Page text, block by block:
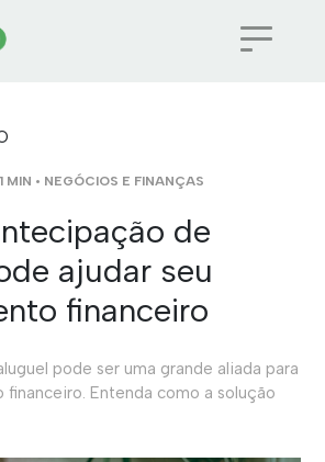
MIN • NEGÓCIOS E FINANÇAS
de
ajudar seu
financeiro
pode ser uma grande aliada para
financeiro. Entenda como a solução